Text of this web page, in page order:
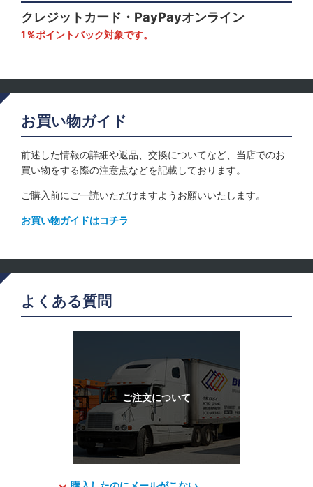
クレジットカード・PayPayオンライン
1％ポイントバック対象です。
お買い物ガイド
前述した情報の詳細や返品、交換についてなど、当店でのお
買い物をする際の注意点などを記載しております。
ご購入前にご一読いただけますようお願いいたします。
お買い物ガイドはコチラ
よくある質問